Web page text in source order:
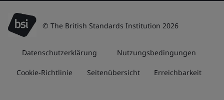
© The British Standards Institution 2026
Datenschutzerklärung Nutzungsbedingungen
Cookie-Richtlinie Seitenübersicht Erreichbarkeit